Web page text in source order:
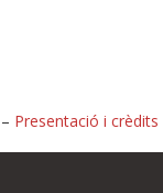
Presentació i crèdits